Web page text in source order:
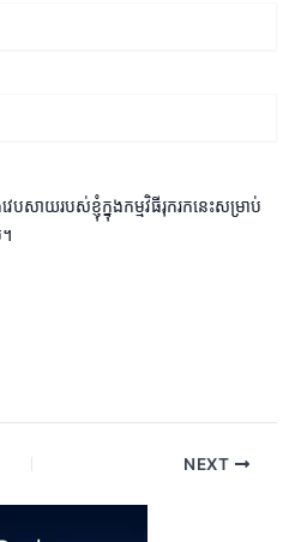
សាយរបស់ខ្ញុំក្នុងកម្មវិធីរុករកនេះសម្រាប់
NEXT